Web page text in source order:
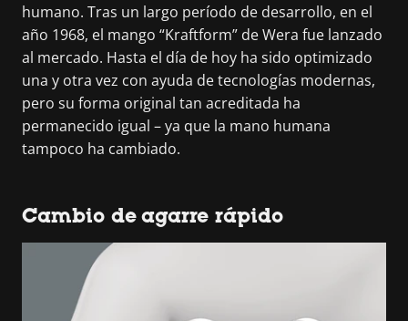
humano. Tras un largo período de desarrollo, en el
año 1968, el mango “Kraftform” de Wera fue lanzado
al mercado. Hasta el día de hoy ha sido optimizado
una y otra vez con ayuda de tecnologías modernas,
pero su forma original tan acreditada ha
permanecido igual – ya que la mano humana
tampoco ha cambiado.
Cambio de agarre rápido